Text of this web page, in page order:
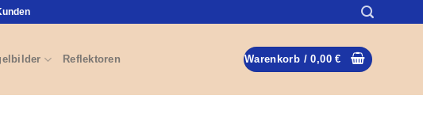
Reflektoren Warenkorb /0,00€